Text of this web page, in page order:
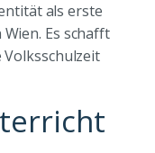
als erste
Es schafft
Volksschulzeit